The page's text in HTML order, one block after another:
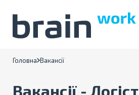
Головна Вакансії
Вакансії -